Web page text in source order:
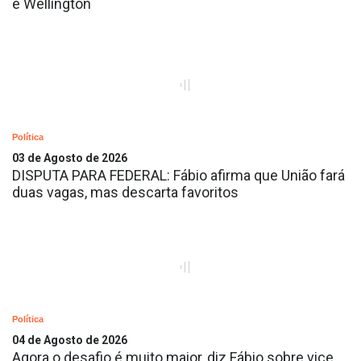
e Wellington
Política
03 de Agosto de 2026
DISPUTA PARA FEDERAL: Fábio afirma que União fará
duas vagas, mas descarta favoritos
Política
04 de Agosto de 2026
Agora o desafio é muito maior, diz Fábio sobre vice